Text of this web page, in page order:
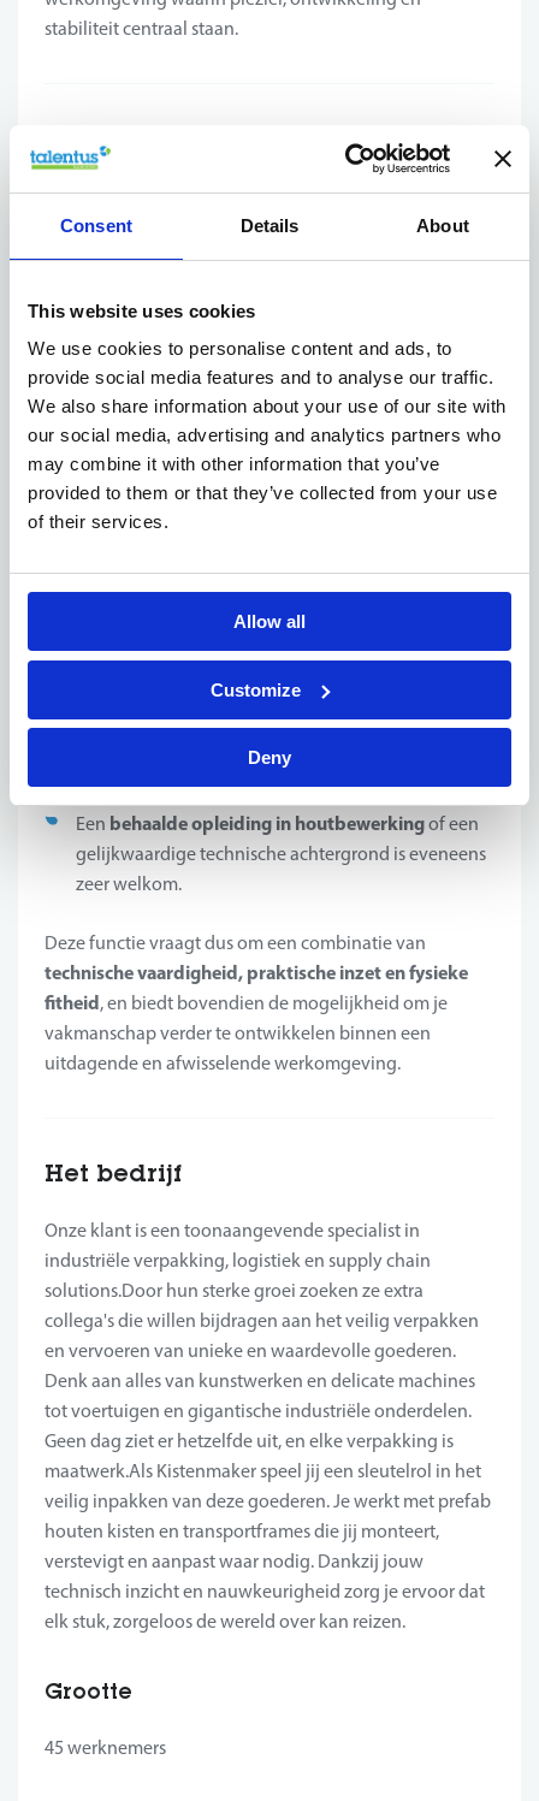
Consent Details About
This website uses cookies
We use cookies to personalise content and ads, to
provide social media features and to analyse our traffic.
We also share information about your use of our site with
our social media, advertising and analytics partners who
may combine it with other information that you’ve
provided to them or that they’ve collected from your use
of their services.
Allow all
Customize
Deny
stabiliteit centraal staan.
Jouw profiel
Welke functie-eisen zijn belangrijk voor een
Kistenmaker bij onze klant?
geen vereiste : ook schoolverlaters met motivatie en
leergierigheid zijn van harte welkom.
Je benthandigen beschikt over eensterk technisch
inzicht, waardoor je vlot met hout en constructies
kunt werken.
Het kunnenlezen van plannenis een groot
voordeel, maar niet noodzakelijk.
Je beheerst het
fysiek in goede conditie
Het bezit van eenheftruck- of rolbrugattest
extra troef.
geldig VCA-attestwordt sterk gewaardeerd en
is een groot pluspunt.
Een behaalde opleiding in houtbewerkingof een
gelijkwaardige technische achtergrond is eveneens
zeer welkom.
Deze functie vraagt dus om een combinatie van
technische vaardigheid, praktische inzet en fysieke
fitheid, en biedt bovendien de mogelijkheid om je
vakmanschap verder te ontwikkelen binnen een
uitdagende en afwisselende werkomgeving.
Het bedrijf
Onze klant is een toonaangevende specialist in
industriële verpakking, logistiek en supply chain
solutions.Door hun sterke groei zoeken ze extra
collega's die willen bijdragen aan het veilig verpakken
en vervoeren van unieke en waardevolle goederen.
Denk aan alles van kunstwerken en delicate machines
tot voertuigen en gigantische industriële onderdelen.
Geen dag ziet er hetzelfde uit, en elke verpakking is
maatwerk.Als Kistenmaker speel jij een sleutelrol in het
veilig inpakken van deze goederen. Je werkt met prefab
houten kisten en transportframes die jij monteert,
verstevigt en aanpast waar nodig. Dankzij jouw
technisch inzicht en nauwkeurigheid zorg je ervoor dat
elk stuk, zorgeloos de wereld over kan reizen.
Grootte
45 werknemers